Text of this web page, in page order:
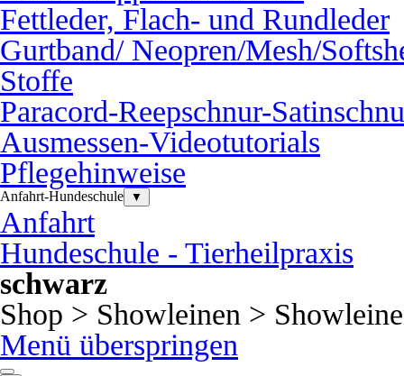
Fettleder, Flach- und Rundleder
Gurtband/ Neopren/Mesh/
Stoffe
Paracord-Reepschnur-
Ausmessen-Videotutorials
Pflegehinweise
Anfahrt-Hundeschule ▼
Anfahrt
Hundeschule - Tierheilpraxis
schwarz
Shop > Showleinen >
Menü überspringen